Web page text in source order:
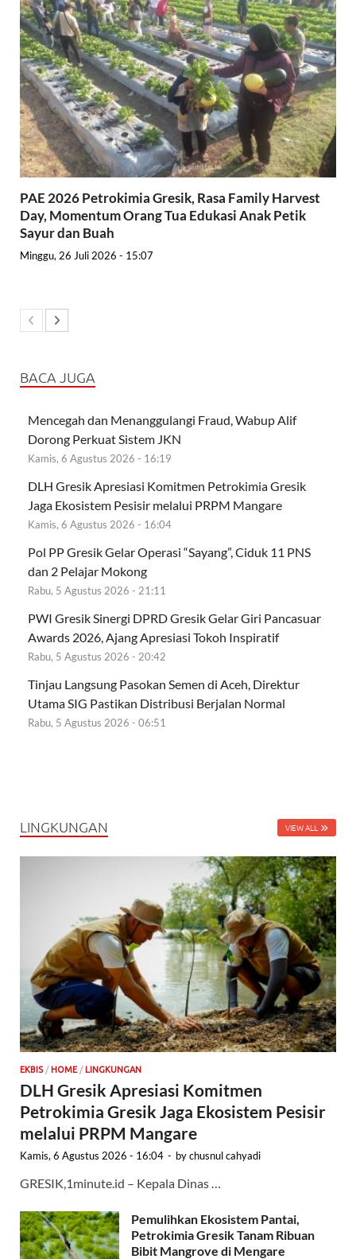
PAE 2026 Petrokimia Gresik, Rasa Family Harvest
Day, Momentum Orang Tua Edukasi Anak Petik
Sayur dan Buah
Minggu, 26 Juli 2026 - 15:07
BACA JUGA
Mencegah dan Menanggulangi Fraud, Wabup Alif
Dorong Perkuat Sistem JKN
Kamis, 6 Agustus 2026 - 16:19
DLH Gresik Apresiasi Komitmen Petrokimia Gresik
Jaga Ekosistem Pesisir melalui PRPM Mangare
Kamis, 6 Agustus 2026 - 16:04
Pol PP Gresik Gelar Operasi “Sayang”, Ciduk 11 PNS
dan 2 Pelajar Mokong
Rabu, 5 Agustus 2026 - 21:11
PWI Gresik Sinergi DPRD Gresik Gelar Giri Pancasuar
Awards 2026, Ajang Apresiasi Tokoh Inspiratif
Rabu, 5 Agustus 2026 - 20:42
Tinjau Langsung Pasokan Semen di Aceh, Direktur
Utama SIG Pastikan Distribusi Berjalan Normal
Rabu, 5 Agustus 2026 - 06:51
LINGKUNGAN VIEW ALL
EKBIS/ HOME / LINGKUNGAN
DLH Gresik Apresiasi Komitmen
Petrokimia Gresik Jaga Ekosistem Pesisir
melalui PRPM Mangare
Kamis, 6 Agustus 2026 - 16:04 - bychusnul cahyadi
GRESIK,1minute.id – Kepala Dinas …
Pemulihkan Ekosistem Pantai,
Petrokimia Gresik Tanam Ribuan
Bibit Mangrove di Mengare